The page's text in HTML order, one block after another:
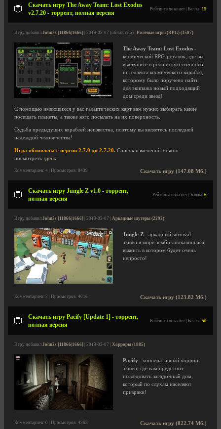
Скачать игру The Away Team: Lost Exodus
v2.7.20 - торрент, полная версия
Рейтинга пока нет | Баллы: 19
Игру добавил John2s [11866|1666] | 2019-03-07 (обновлено) | Ролевые игры (RPG) (3507)
The Away Team: Lost Exodus -
космический RPG-рогалик, где вы
выступите в роли искусственного
интеллекта космического корабля,
которому было поручено найти
для экипажа новый подходящий
дом среди звезд!
С помощью имеющихся у вас галактических карт вам нужно выбирать какие
посещать планеты, а также кого посылать на их поверхность.
Судьба предыдущих кораблей неизвестна, поэтому вы являетесь последней
надеждой человечества!
Игра обновлена с версии 2.7.0 до 2.7.20. Список изменений можно
посмотреть здесь
Скачать игру (147.08 Мб.)
Комментариев: 4 | Просмотров: 8439
Скачать игру Jungle Z v1.0 - торрент,
полная версия
Рейтинга пока нет | Баллы: 6
Игру добавил John2s [11866|1666] | 2019-03-07 | Аркадные шутеры (2292)
Jungle Z - аркадный survival-
экшен в мире зомби-апокалипсиса,
выжить в котором будет очень
непросто!
Скачать игру (123.82 Мб.)
Комментариев: 2 | Просмотров: 4016
Скачать игру Pacify [Update 1] - торрент,
полная версия
Рейтинга пока нет | Баллы: 50
Игру добавил John2s [11866|1666] | 2019-03-07 | Хорроры (1885)
Pacify - кооперативный хоррор-
экшен, где вам предстоит
исследовать загадочный дом,
который по слухам населяют
призраки!
Скачать игру (822.74 Мб.)
Комментариев: 0 | Просмотров: 4363